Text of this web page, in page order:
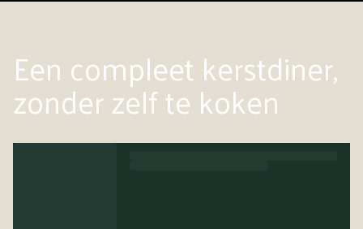
Een compleet kerstdiner,
zonder zelf te koken